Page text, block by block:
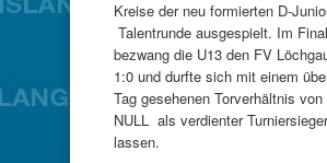
Kreise der neu formierten D-
Talentrunde ausgespielt. Im
bezwang die U13 den FV
1:0 und durfte sich mit einem
Tag gesehenen Torverhältnis
NULL als verdienter
lassen.